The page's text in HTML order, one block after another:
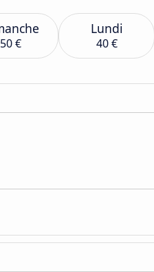
50 €
Lundi
40 €